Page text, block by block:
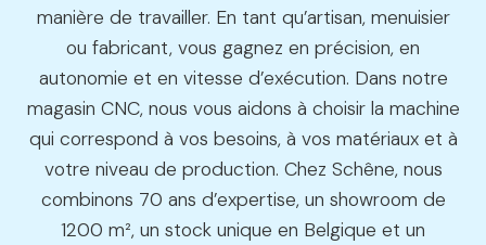
manière de travailler. En tant qu’artisan, menuisier
ou fabricant, vous gagnez en précision, en
autonomie et en vitesse d’exécution. Dans notre
magasin CNC, nous vous aidons à choisir la machine
qui correspond à vos besoins, à vos matériaux et à
votre niveau de production. Chez Schêne, nous
combinons 70 ans d’expertise, un showroom de
1200 m², un stock unique en Belgique et un